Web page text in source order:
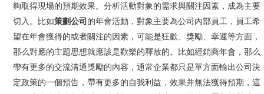
夠取得現場的預期效果。分析活動對象的需求與關注因素，成為主要
切入。比如策劃公司 的年會活動，對象主要為公司內部員工，員工希
望在年會獲得的或者關注的因素，可能是狂歡、獎勵、幸運等方面，
那么對應的主題思想就應該是歡樂的釋放的。比如經銷商年會，那么
帶有更多的交流溝通獎勵的內容，通常企業都只是單方面輸出公司決
定政策的一個預告，帶有更多的自我利益，效果并無法獲得預期，這